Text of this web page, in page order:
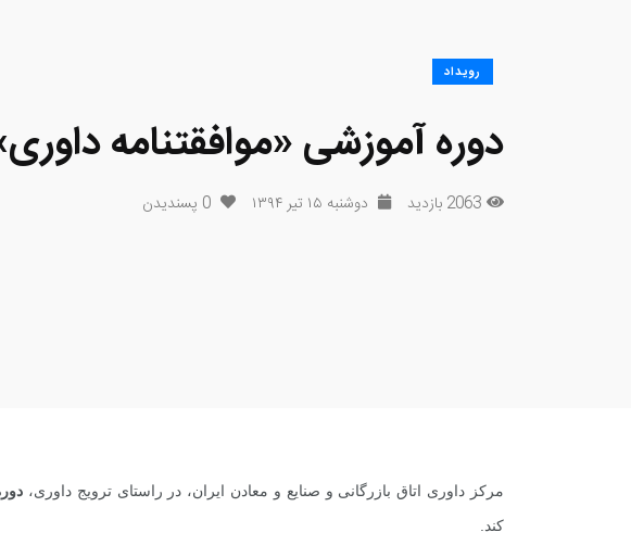
رویداد
دوره آموزشی «موافقتنامه
2063 بازدید دوشنبه ۱۵ تیر ۱۳۹۴ 0 پسندیدن
مرکز داوری اتاق بازرگانی و صنایع و معادن ایران، در راستای ترویج داوری،
کند.